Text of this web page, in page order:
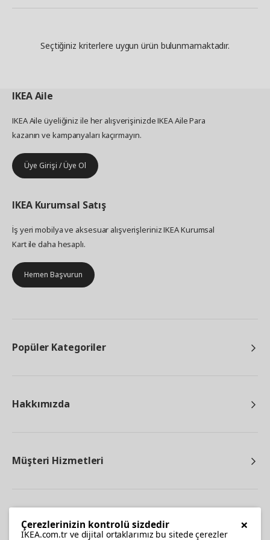
Seçtiğiniz kriterlere uygun ürün bulunmamaktadır.
IKEAAile
IKEA Aile üyeliğiniz ile her alışverişinizde IKEA Aile Para
kazanın ve kampanyaları kaçırmayın.
Üye Girişi / Üye Ol
IKEA Kurumsal Satış
İş yeri mobilya ve aksesuar alışverişleriniz IKEA Kurumsal
Kart ile daha hesaplı.
Hemen Başvurun
Popüler Kategoriler
Hakkımızda
Müşteri Hizmetleri
×
Çerezlerinizin kontrolü sizdedir
IKEA.com.tr ve dijital ortaklarımız bu sitede çerezler